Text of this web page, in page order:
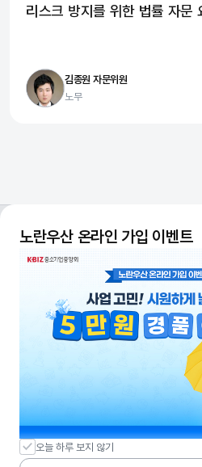
리스크 방지를 위한 법률 자문
김종원 자문위원
노무
노란우산 온라인 가입 이벤트
오늘 하루 보지 않기
개인정보처리방침신용정보활용체제이용약관
전국지점안내
전국지점안내
07242) 서울시 영등포구 은행로
전화
1666-9988
이메일kbizjoin@kbiz.or.kr